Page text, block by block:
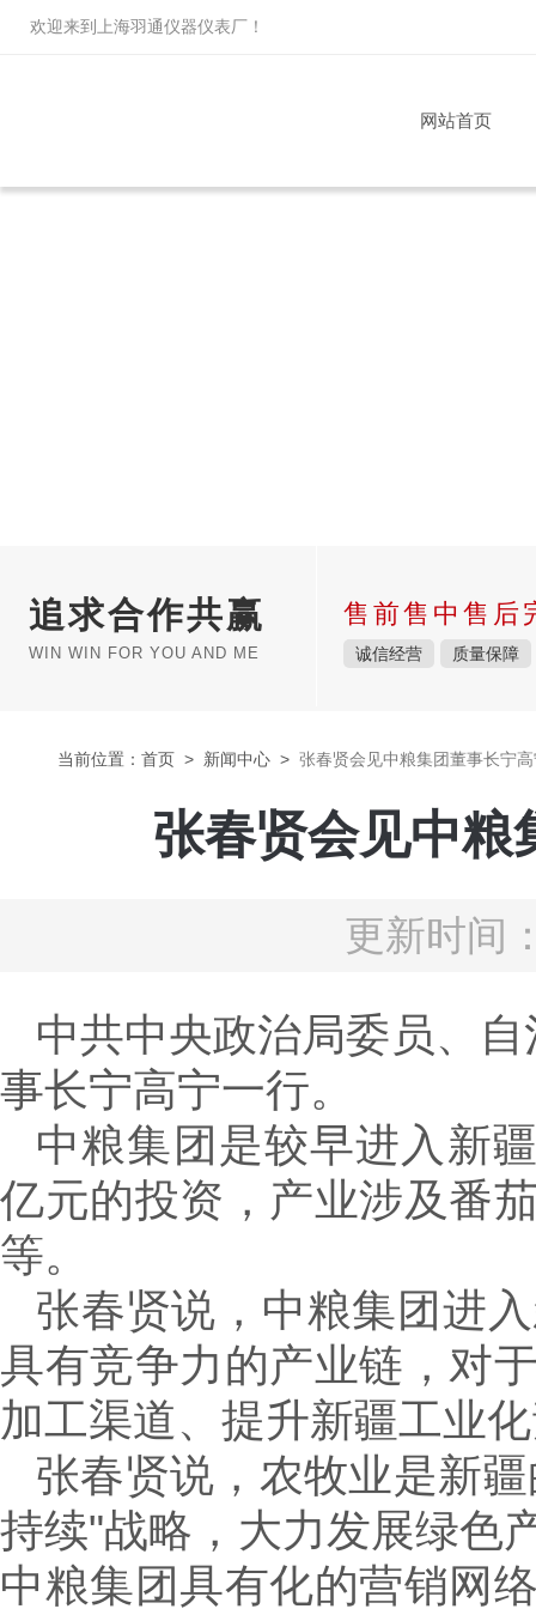
欢迎来到 上海羽通仪器仪表厂 ！
网站首页
追求合作共赢
WIN WIN FOR YOU AND ME
售前售中售后
诚信经营 质量保障
当前位置： 首页 > 新闻中心 > 张春贤会见中粮集团董事长宁
张春贤会见中粮
更新时间
中共中央政治局委员、
事长宁高宁一行。
中粮集团是较早进入新
亿元的投资，产业涉及番
等。
张春贤说，中粮集团进
具有竞争力的产业链，对
加工渠道、提升新疆工业
张春贤说，农牧业是新
持续"战略，大力发展绿色
中粮集团具有化的营销网